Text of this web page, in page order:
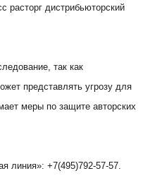
расторг дистрибьюторский
так как
представлять угрозу для
меры по защите авторских
линия»: +7(495)792-57-57.